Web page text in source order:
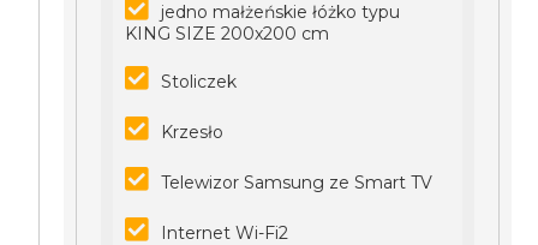
jedno małżeńskie łóżko typu
KING SIZE 200x200 cm
Stoliczek
Krzesło
Telewizor Samsung ze Smart TV
Internet Wi-Fi2